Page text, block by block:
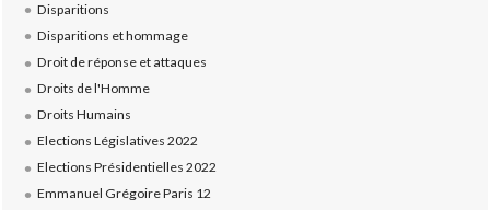
Disparitions
Disparitions et hommage
Droit de réponse et attaques
Droits de l'Homme
Droits Humains
Elections Législatives 2022
Elections Présidentielles 2022
Emmanuel Grégoire Paris 12